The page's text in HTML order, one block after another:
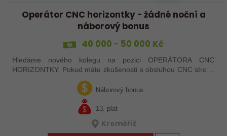
Operátor CNC horizontky - žádné noční a
náborový bonus
40 000 - 50 000 Kč
Hledáme nového kolegu na pozici OPERÁTORA CNC
HORIZONTKY. Pokud máte zkušenosti s obsluhou CNC strojů,
orientujete se ve výkresové dokumentaci a máte chuť naučit se
něco nového, pak jste ideálním…Náborový bonus
13. plat
Kroměříž